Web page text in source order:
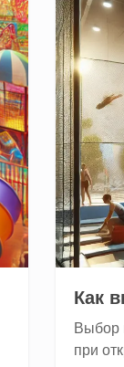
Как
Выбор
при